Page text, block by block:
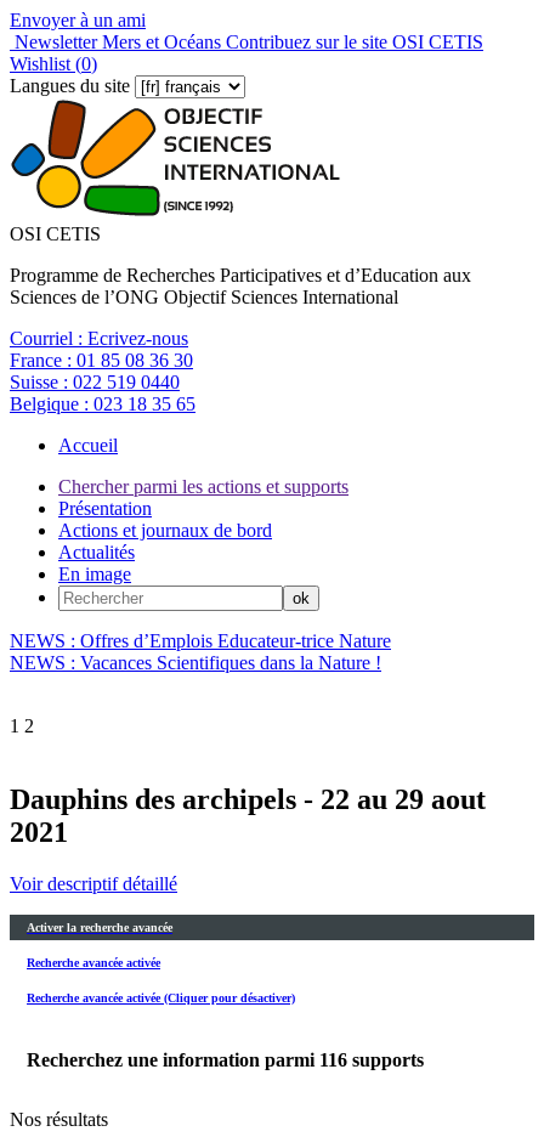
Envoyer à un ami
Newsletter Mers et Océans Contribuez sur le site OSI CETIS
Wishlist (0)
Langues du site
OSI CETIS
Programme de Recherches Participatives et d’Education aux
Sciences de l’ONG Objectif Sciences International
Courriel : Ecrivez-nous
France : 01 85 08 36 30
Suisse : 022 519 0440
Belgique : 023 18 35 65
Accueil
Chercher parmi les actions et supports
Présentation
Actions et journaux de bord
Actualités
En image
NEWS : Offres d’Emplois Educateur-trice Nature
NEWS : Vacances Scientifiques dans la Nature !
1 2
Dauphins des archipels - 22 au 29 aout
2021
Voir descriptif détaillé
Activer la recherche avancée
Recherche avancée activée
Recherche avancée activée (Cliquer pour désactiver)
Recherchez une information parmi 116 supports
Nos résultats